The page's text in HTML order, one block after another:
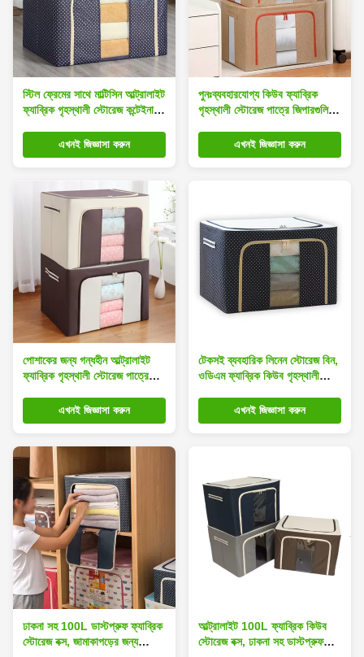
স্টিল ফ্রেমের সাথে মাল্টিসিন আল্ট্রালাইট
ফ্যাব্রিক গৃহস্থালী স্টোরেজ কন্টেইনার
এখনই জিজ্ঞাসা করুন
পুনঃব্যবহারযোগ্য কিউব ফ্যাব্রিক
গৃহস্থালী স্টোরেজ পাত্রে জিপারগুলির
এখনই জিজ্ঞাসা করুন
পোশাকের জন্য গন্ধহীন আল্ট্রালাইট
ফ্যাব্রিক গৃহস্থালী স্টোরেজ পাত্রে
এখনই জিজ্ঞাসা করুন
টেকসই ব্যবহারিক লিনেন স্টোরেজ বিন,
ওডিএম ফ্যাব্রিক কিউব গৃহস্থালী
এখনই জিজ্ঞাসা করুন
ঢাকনা সহ 100L ডাস্টপ্রুফ ফ্যাব্রিক
স্টোরেজ বক্স, জামাকাপড়ের জন্য
আল্ট্রালাইট 100L ফ্যাব্রিক কিউব
স্টোরেজ বক্স, ঢাকনা সহ ডাস্টপ্রুফ